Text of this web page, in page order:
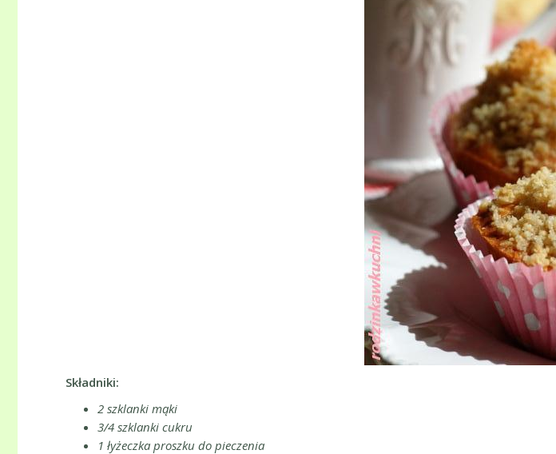
Składniki:
2 szklanki mąki
3/4 szklanki cukru
1 łyżeczka proszku do pieczenia